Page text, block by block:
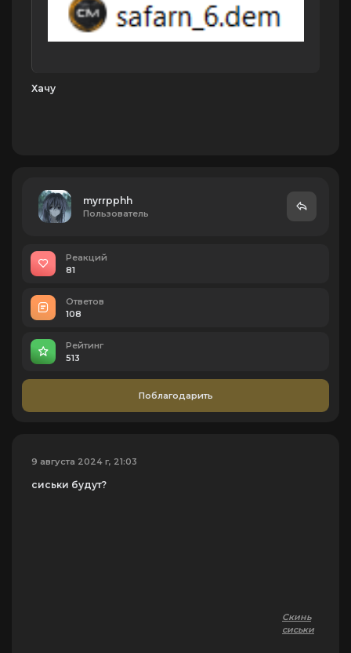
Хачу
myrrpphh
Пользователь
Реакций
81
Ответов
108
Рейтинг
513
Поблагодарить
9 августа 2024 г, 21:03
сиськи будут?
Скинь
сиськи